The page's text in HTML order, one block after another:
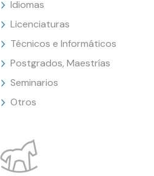
Idiomas
Licenciaturas
Técnicos e Informáticos
Postgrados, Maestrías
Seminarios
Otros